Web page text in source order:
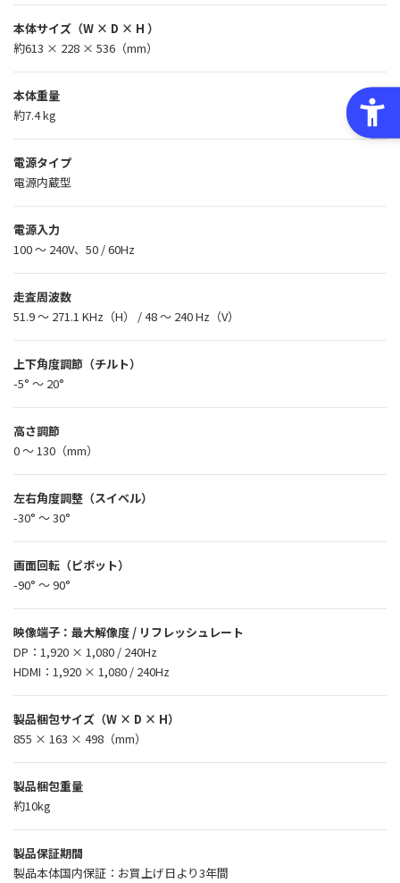
本体サイズ（W × D × H ）
約613 × 228 × 536（mm）
本体重量
約7.4 kg
電源タイプ
電源内蔵型
電源入力
100 ～ 240V、50 / 60Hz
走査周波数
51.9 ～ 271.1 KHz（H） / 48 ～ 240 Hz（V）
上下角度調節（チルト）
-5° ～ 20°
高さ調節
0 ～ 130（mm）
左右角度調整（スイベル）
-30° ～ 30°
画面回転（ピボット）
-90° ～ 90°
映像端子：最大解像度 / リフレッシュレート
DP：1,920 × 1,080 / 240Hz
HDMI：1,920 × 1,080 / 240Hz
製品梱包サイズ（W × D × H）
855 × 163 × 498（mm）
製品梱包重量
約10kg
製品保証期間
製品本体国内保証：お買上げ日より3年間